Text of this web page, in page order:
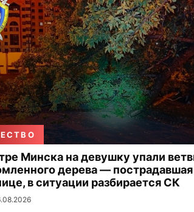
Минска на девушку упали
дерева — пострадавшая
в ситуации разбирается СК